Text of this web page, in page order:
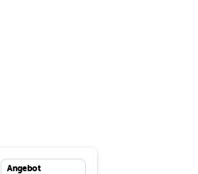
Angebot